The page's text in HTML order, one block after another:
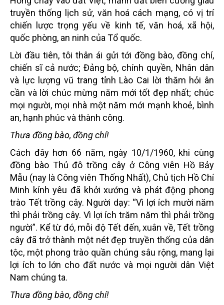
truyền thống lịch sử, văn hoá cách mạng, có vị trí
chiến lược trọng yếu về kinh tế, văn hoá, xã hội,
quốc phòng, an ninh của Tổ quốc.
Lời đầu tiên, tôi thân ái gửi tới đồng bào, đồng chí,
chiến sĩ cả nước; Đảng bộ, chính quyền, Nhân dân
và lực lượng vũ trang tỉnh Lào Cai lời thăm hỏi ân
cần và lời chúc mừng năm mới tốt đẹp nhất; chúc
mọi người, mọi nhà một năm mới mạnh khoẻ, bình
an, hạnh phúc và thành công.
Thưa đồng bào, đồng chí!
Cách đây hơn 66 năm, ngày 10/1/1960, khi cùng
đồng bào Thủ đô trồng cây ở Công viên Hồ Bảy
Mẫu (nay là Công viên Thống Nhất), Chủ tịch Hồ Chí
Minh kính yêu đã khởi xướng và phát động phong
trào Tết trồng cây. Người dạy: “Vì lợi ích mười năm
thì phải trồng cây. Vì lợi ích trăm năm thì phải trồng
người”. Kể từ đó, mỗi độ Tết đến, xuân về, Tết trồng
cây đã trở thành một nét đẹp truyền thống của dân
tộc, một phong trào quần chúng sâu rộng, mang lại
lợi ích to lớn cho đất nước và mọi người dân Việt
Nam chúng ta.
Thưa đồng bào, đồng chí!